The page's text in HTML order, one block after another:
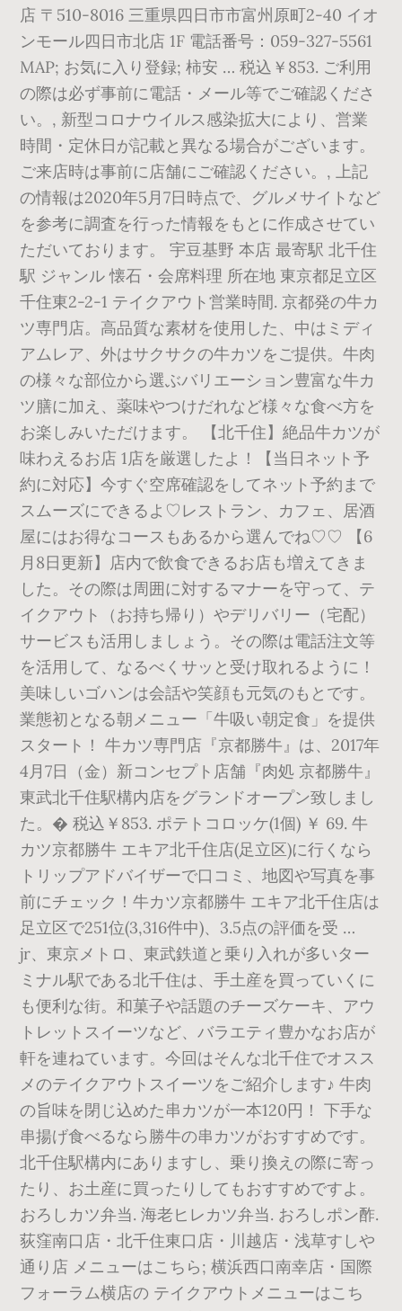
店 〒510-8016 三重県四日市市富州原町2-40 イオ
ンモール四日市北店 1F 電話番号：059-327-5561
MAP; お気に入り登録; 柿安 … 税込￥853. ご利用
の際は必ず事前に電話・メール等でご確認くださ
い。, 新型コロナウイルス感染拡大により、営業
時間・定休日が記載と異なる場合がございます。
ご来店時は事前に店舗にご確認ください。, 上記
の情報は2020年5月7日時点で、グルメサイトなど
を参考に調査を行った情報をもとに作成させてい
ただいております。 宇豆基野 本店 最寄駅 北千住
駅 ジャンル 懐石・会席料理 所在地 東京都足立区
千住東2-2-1 テイクアウト営業時間. 京都発の牛カ
ツ専門店。高品質な素材を使用した、中はミディ
アムレア、外はサクサクの牛カツをご提供。牛肉
の様々な部位から選ぶバリエーション豊富な牛カ
ツ膳に加え、薬味やつけだれなど様々な食べ方を
お楽しみいただけます。 【北千住】絶品牛カツが
味わえるお店 1店を厳選したよ！【当日ネット予
約に対応】今すぐ空席確認をしてネット予約まで
スムーズにできるよ♡レストラン、カフェ、居酒
屋にはお得なコースもあるから選んでね♡♡ 【6
月8日更新】店内で飲食できるお店も増えてきま
した。その際は周囲に対するマナーを守って、テ
イクアウト（お持ち帰り）やデリバリー（宅配）
サービスも活用しましょう。その際は電話注文等
を活用して、なるべくサッと受け取れるように！
美味しいゴハンは会話や笑顔も元気のもとです。
業態初となる朝メニュー「牛吸い朝定食」を提供
スタート！ 牛カツ専門店『京都勝牛』は、2017年
4月7日（金）新コンセプト店舗『肉処 京都勝牛』
東武北千住駅構内店をグランドオープン致しまし
た。� 税込￥853. ポテトコロッケ(1個) ￥ 69. 牛
カツ京都勝牛 エキア北千住店(足立区)に行くなら
トリップアドバイザーで口コミ、地図や写真を事
前にチェック！牛カツ京都勝牛 エキア北千住店は
足立区で251位(3,316件中)、3.5点の評価を受 …
jr、東京メトロ、東武鉄道と乗り入れが多いター
ミナル駅である北千住は、手土産を買っていくに
も便利な街。和菓子や話題のチーズケーキ、アウ
トレットスイーツなど、バラエティ豊かなお店が
軒を連ねています。今回はそんな北千住でオスス
メのテイクアウトスイーツをご紹介します♪ 牛肉
の旨味を閉じ込めた串カツが一本120円！ 下手な
串揚げ食べるなら勝牛の串カツがおすすめです。
北千住駅構内にありますし、乗り換えの際に寄っ
たり、お土産に買ったりしてもおすすめですよ。
おろしカツ弁当. 海老ヒレカツ弁当. おろしポン酢.
荻窪南口店・北千住東口店・川越店・浅草すしや
通り店 メニューはこちら; 横浜西口南幸店・国際
フォーラム横店の テイクアウトメニューはこち